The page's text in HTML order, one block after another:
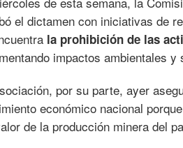
el dictamen con iniciativas de
la prohibición de las
impactos ambientales
por su parte, ayer
económico nacional
de la producción minera del